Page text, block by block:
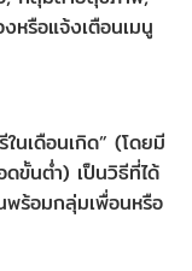
รือแจ้งเตือนเมนู
นเดือนเกิด” (โดยมี
ขั้นต่ำ) เป็นวิธีที่ได้
ร้อมกลุ่มเพื่อนหรือ